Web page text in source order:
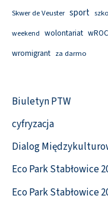
Skwer de Veuster sport
weekend wolontariat
wromigrant za darmo
Biuletyn PTW
cyfryzacja
Dialog
Eco Park Stabłowice
Eco Park Stabłowice